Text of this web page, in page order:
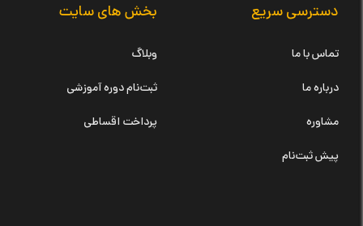
دسترسی سریع
تماس با ما
درباره ما
مشاوره
پیش ثبت‌نام
بخش های سایت
وبلاگ
ثبت‌نام دوره آموزشی
پرداخت اقساطی